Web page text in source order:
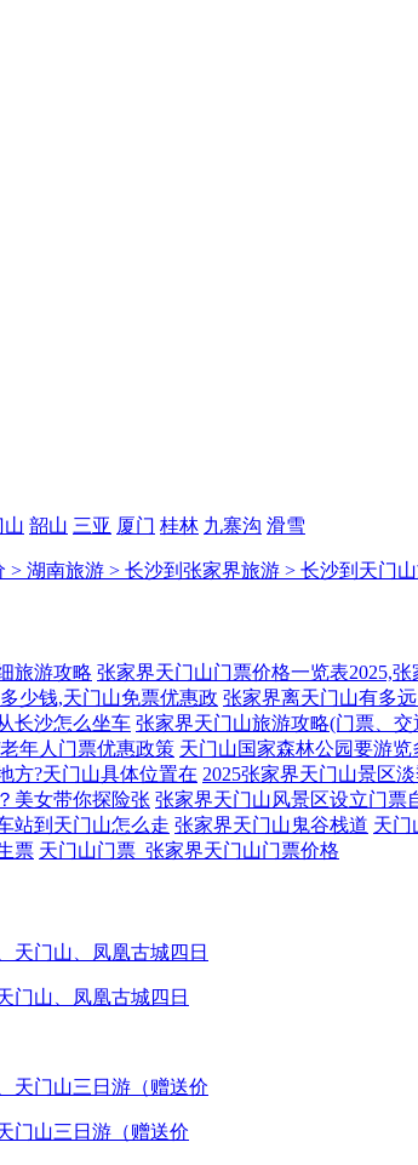
山 韶山 三亚 厦门 桂林 九寨沟 滑雪
> 湖南旅游 > 长沙到张家界旅游 > 长沙到天门
旅游攻略 张家界天门山门票价格一览表2025,张
少钱,天门山免票优惠政 张家界离天门山有多
长沙怎么坐车 张家界天门山旅游攻略(门票、
年人门票优惠政策 天门山国家森林公园要游览
方?天门山具体位置在 2025张家界天门山景区
美女带你探险张 张家界天门山风景区设立门票
站到天门山怎么走 张家界天门山鬼谷栈道 天门
票 天门山门票_张家界天门山门票价格
门山、凤凰古城四日
门山三日游（赠送价